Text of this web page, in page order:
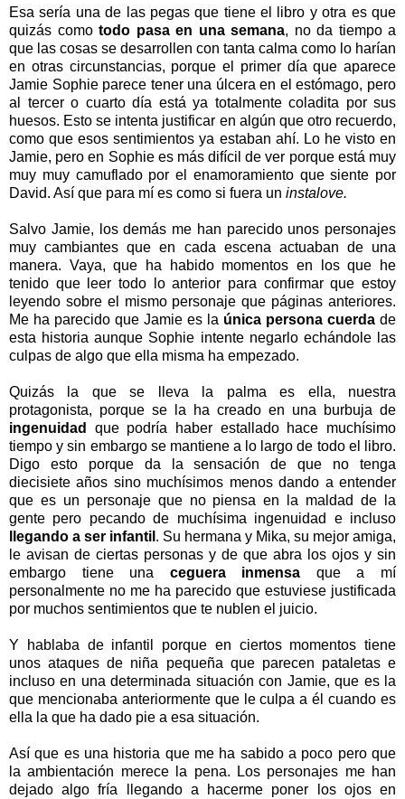
Esa sería una de las pegas que tiene el libro y otra es que
quizás comotodo pasa en una semana, no da tiempo a
que las cosas se desarrollen con tanta calma como lo harían
en otras circunstancias, porque el primer día que aparece
Jamie Sophie parece tener una úlcera en el estómago, pero
al tercer o cuarto día está ya totalmente coladita por sus
huesos. Esto se intenta justificar en algún que otro recuerdo,
como que esos sentimientos ya estaban ahí. Lo he visto en
Jamie, pero en Sophie es más difícil de ver porque está muy
muy muy camuflado por el enamoramiento que siente por
David. Así que para mí es como si fuera un instalove.
Salvo Jamie, los demás me han parecido unos personajes
muy cambiantes que en cada escena actuaban de una
manera. Vaya, que ha habido momentos en los que he
tenido que leer todo lo anterior para confirmar que estoy
leyendo sobre el mismo personaje que páginas anteriores.
Me ha parecido que Jamie es la única persona cuerda de
esta historia aunque Sophie intente negarlo echándole las
culpas de algo que ella misma ha empezado.
Quizás la que se lleva la palma es ella, nuestra
protagonista, porque se la ha creado en una burbuja de
ingenuidad que podría haber estallado hace muchísimo
tiempo y sin embargo se mantiene a lo largo de todo el libro.
Digo esto porque da la sensación de que no tenga
diecisiete años sino muchísimos menos dando a entender
que es un personaje que no piensa en la maldad de la
gente pero pecando de muchísima ingenuidad e incluso
llegando a ser infantil . Su hermana y Mika, su mejor amiga,
le avisan de ciertas personas y de que abra los ojos y sin
embargo tiene una ceguera inmensa que a mí
personalmente no me ha parecido que estuviese justificada
por muchos sentimientos que te nublen el juicio.
Y hablaba de infantil porque en ciertos momentos tiene
unos ataques de niña pequeña que parecen pataletas e
incluso en una determinada situación con Jamie, que es la
que mencionaba anteriormente que le culpa a él cuando es
ella la que ha dado pie a esa situación.
Así que es una historia que me ha sabido a poco pero que
la ambientación merece la pena. Los personajes me han
dejado algo fría llegando a hacerme poner los ojos en